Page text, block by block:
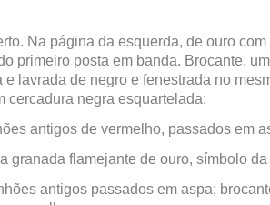
Na página da esquerda, de ouro
primeiro posta em banda. Brocante,
e lavrada de negro e fenestrada no
cercadura negra esquartelada:
antigos de vermelho, passados em
granada flamejante de ouro, símbolo da
antigos passados em aspa;